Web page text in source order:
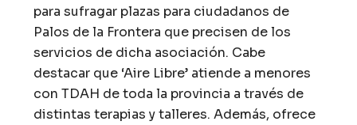
para sufragar plazas para ciudadanos de
Palos de la Frontera que precisen de los
servicios de dicha asociación. Cabe
destacar que ‘Aire Libre’ atiende a menores
con TDAH de toda la provincia a través de
distintas terapias y talleres. Además, ofrece